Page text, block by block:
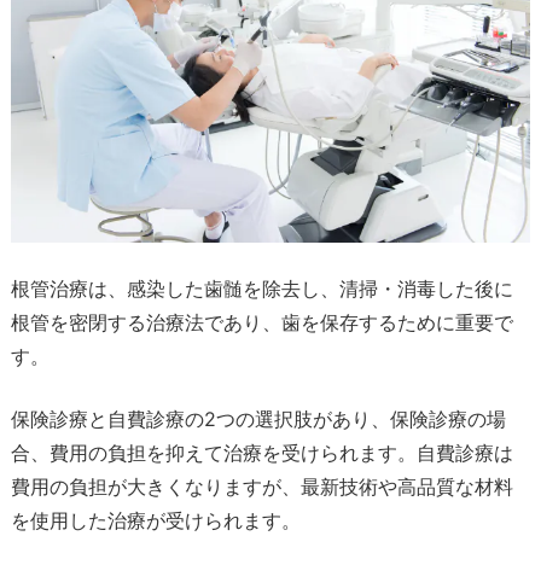
根管治療は、感染した歯髄を除去し、清掃・消毒した後に
根管を密閉する治療法であり、歯を保存するために重要で
す。
保険診療と自費診療の2つの選択肢があり、保険診療の場
合、費用の負担を抑えて治療を受けられます。自費診療は
費用の負担が大きくなりますが、最新技術や高品質な材料
を使用した治療が受けられます。